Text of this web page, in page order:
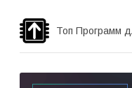
Топ Программ